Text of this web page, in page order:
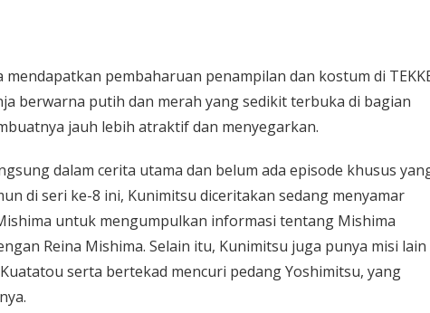
pembaharuan penampilan dan kostum di
berwarna putih dan merah yang sedikit terbuka di bagian
jauh lebih atraktif dan menyegarkan.
dalam cerita utama dan belum ada episode khusus
di seri ke-8 ini, Kunimitsu diceritakan sedang menyamar
untuk mengumpulkan informasi tentang Mishima
Reina Mishima. Selain itu, Kunimitsu juga punya misi lain
serta bertekad mencuri pedang Yoshimitsu, yang